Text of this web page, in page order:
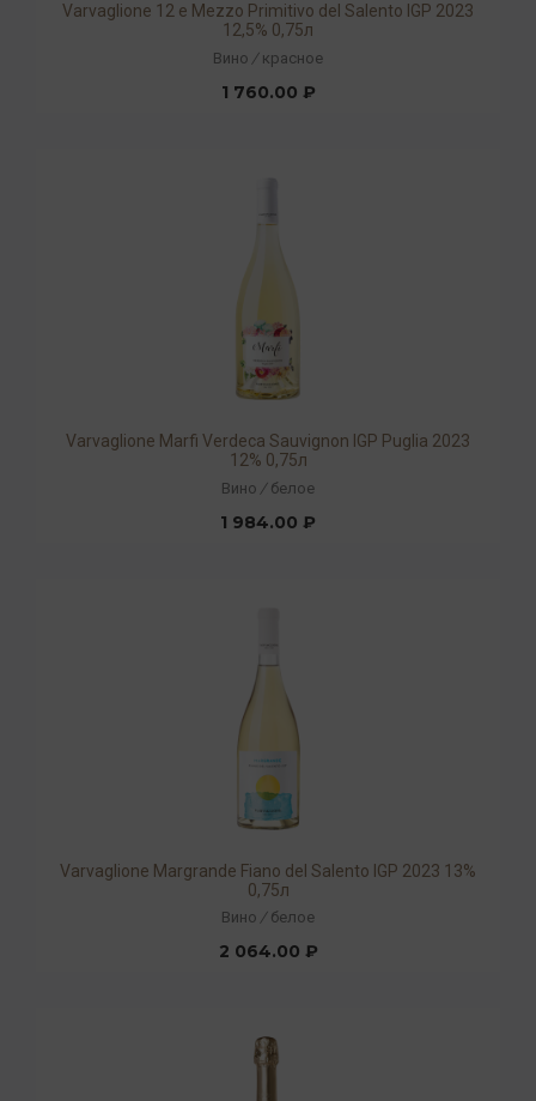
Varvaglione 12 e Mezzo Primitivo del Salento IGP 2023
12,5% 0,75л
Вино / красное
1 760.00 ₽
Varvaglione Marfi Verdeca Sauvignon IGP Puglia 2023
12% 0,75л
Вино / белое
1 984.00 ₽
Varvaglione Margrande Fiano del Salento IGP 2023 13%
0,75л
Вино / белое
2 064.00 ₽